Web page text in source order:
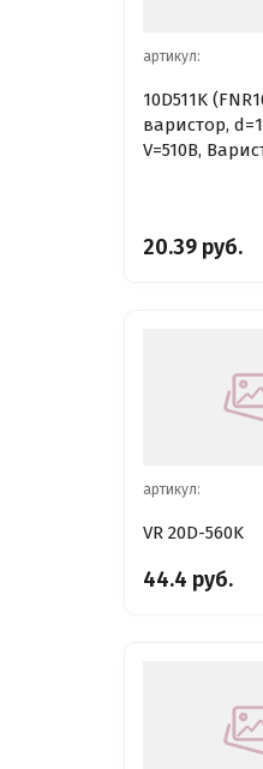
артикул:
10D511K
варистор,
V=510В,
20.39 руб.
артикул:
VR 20D-560K
44.4 руб.